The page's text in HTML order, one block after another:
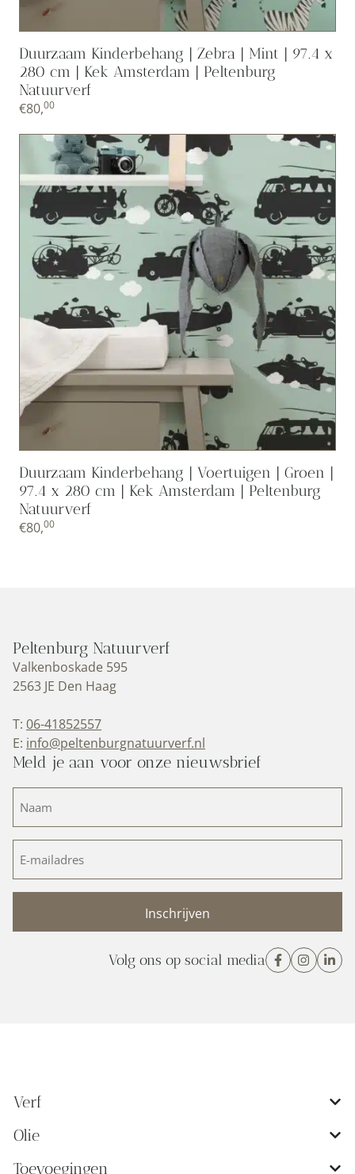
Duurzaam Kinderbehang | Zebra | Mint | 97.4 x
280 cm | Kek Amsterdam | Peltenburg
Natuurverf
€80,00
Duurzaam Kinderbehang | Voertuigen | Groen |
97.4 x 280 cm | Kek Amsterdam | Peltenburg
Natuurverf
€80,00
Peltenburg Natuurverf
Valkenboskade 595
2563 JE Den Haag
T: 06-41852557
E: info@peltenburgnatuurverf.nl
Meld je aan voor onze nieuwsbrief
(Vereist)
mailadres
Volg ons op social media
Verf
Olie
Toevoegingen